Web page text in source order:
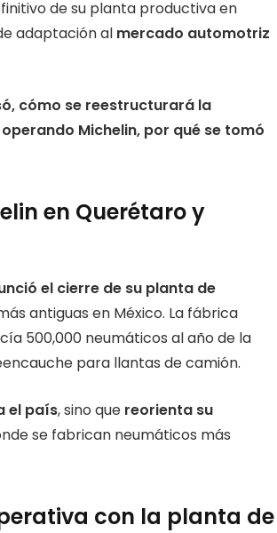
de su planta productiva en
adaptación al mercado automotriz
cómo se reestructurará la
Michelin, por qué se tomó
en Querétaro y
el cierre de su planta de
antiguas en México. La fábrica
500,000 neumáticos al año de la
para llantas de camión.
el país, sino que reorienta su
se fabrican neumáticos más
con la planta de